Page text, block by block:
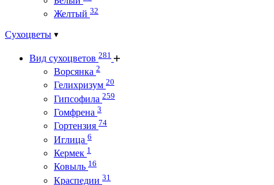
Желтый 32
Сухоцветы
Вид сухоцветов 281
Ворсянка 2
Гелихризум 20
Гипсофила 259
Гомфрена 3
Гортензия 74
Иглица 6
Кермек 1
Ковыль 16
Краспедии 31